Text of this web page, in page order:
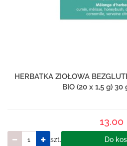
HERBATKA ZIOŁOWA
BIO (20 x 1,5 g) 30
13.00
szt. Do